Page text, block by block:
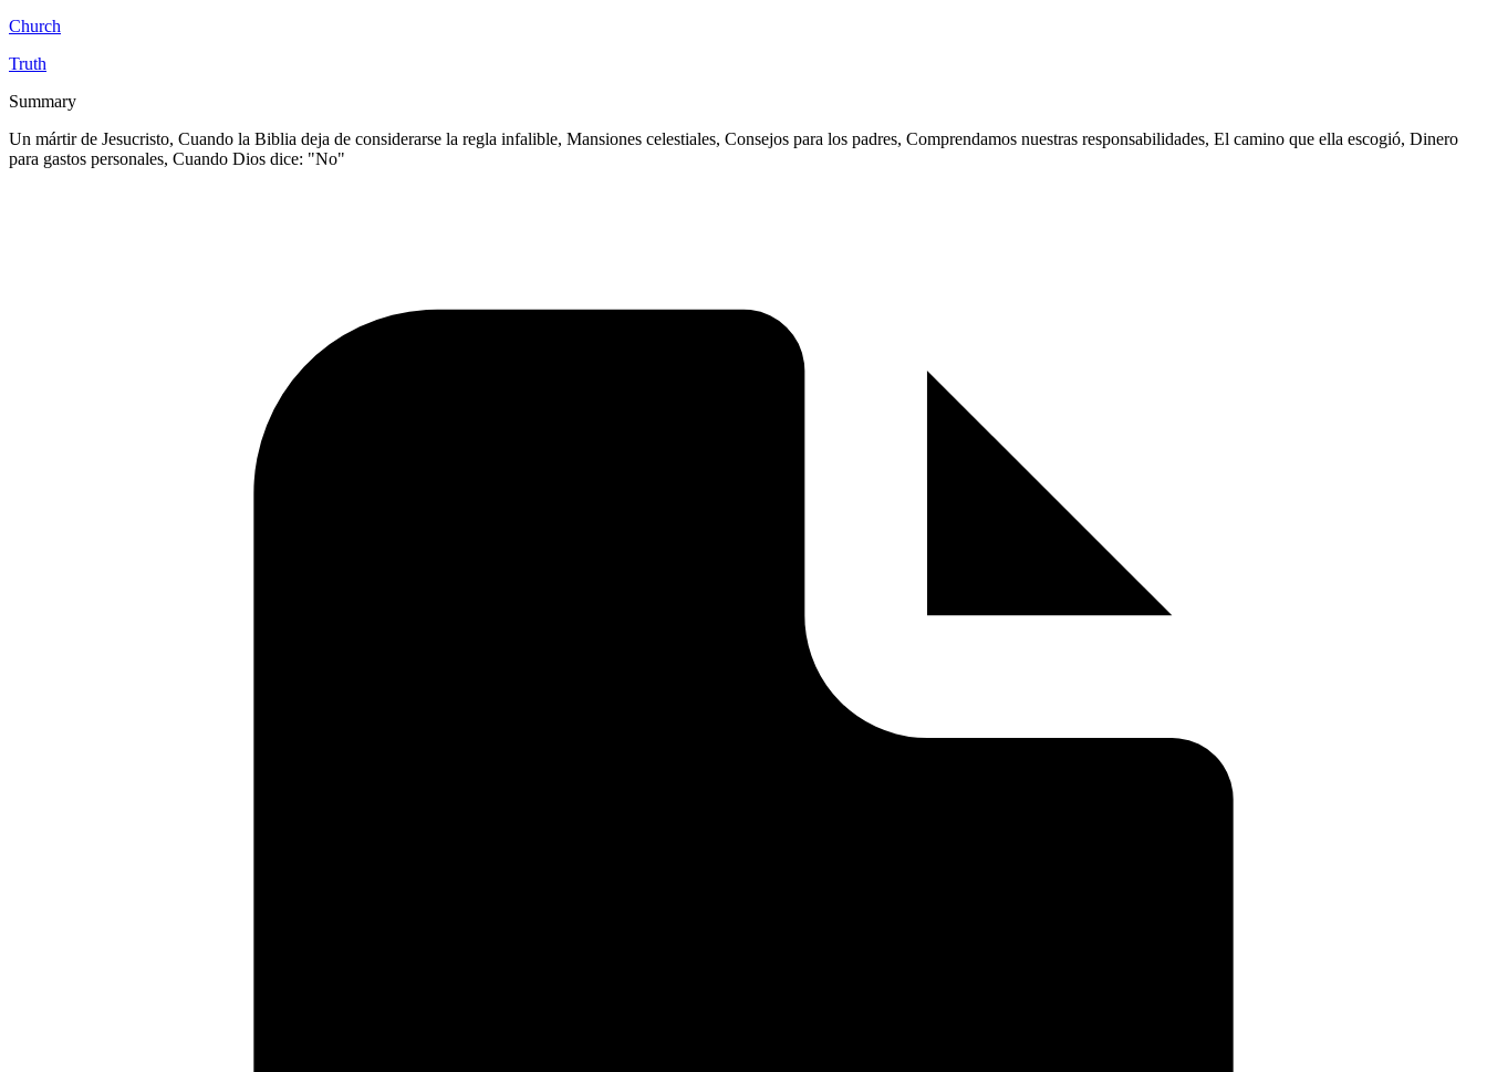
Church
Truth
Summary
Un mártir de Jesucristo, Cuando la Biblia deja de considerarse la regla infalible, Mansiones celestiales, Consejos para los padres, Comprendamos nuestras responsabilidades, El camino que ella escogió, Dinero
para gastos personales, Cuando Dios dice: "No"